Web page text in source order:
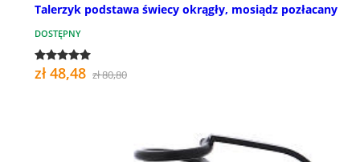
Talerzyk podstawa świecy okrągły, mosiądz pozłacany
DOSTĘPNY
zł 48,48 zł 80,80